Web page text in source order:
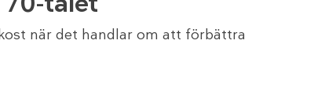
när det handlar om att förbättra